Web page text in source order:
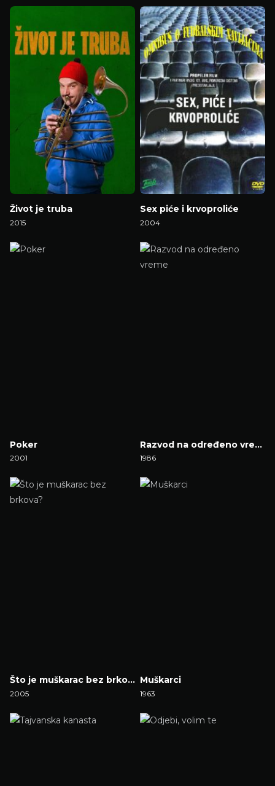
Život je truba
2015
Sex piće i krvoproliće
2004
Poker
2001
Razvod na određeno vreme
1986
Što je muškarac bez brkova?
2005
Muškarci
1963